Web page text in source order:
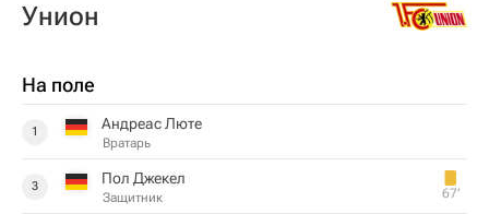
Унион
На поле
1 Андреас Люте
Вратарь
3 Пол Джекел
Защитник 67‎’‎